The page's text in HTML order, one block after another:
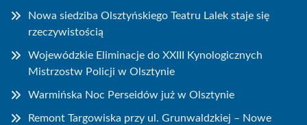
Nowa siedziba Olsztyńskiego Teatru Lalek staje się
rzeczywistością
Wojewódzkie Eliminacje do XXIII Kynologicznych
Mistrzostw Policji w Olsztynie
Warmińska Noc Perseidów już w Olsztynie
Remont Targowiska przy ul. Grunwaldzkiej – Nowe